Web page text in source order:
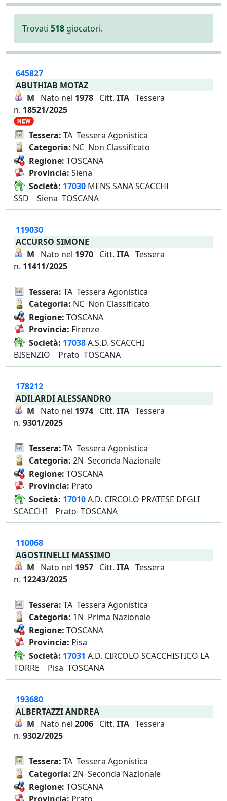
Trovati 518 giocatori.
645827
ABUTHIAB MOTAZ
M Nato nel 1978 Citt. ITA Tessera
n. 18521/2025
Tessera: TA Tessera Agonistica
Categoria: NC Non Classificato
Regione: TOSCANA
Provincia: Siena
Società: 17030 MENS SANA SCACCHI
SSD Siena TOSCANA
119030
ACCURSO SIMONE
M Nato nel 1970 Citt. ITA Tessera
n. 11411/2025
Tessera: TA Tessera Agonistica
Categoria: NC Non Classificato
Regione: TOSCANA
Provincia: Firenze
Società: 17038A.S.D. SCACCHI
BISENZIO Prato TOSCANA
178212
ADILARDI ALESSANDRO
M Nato nel 1974 Citt. ITA Tessera
n. 9301/2025
Tessera: TA Tessera Agonistica
Categoria: 2N Seconda Nazionale
Regione: TOSCANA
Provincia: Prato
Società: 17010A.D. CIRCOLO PRATESE DEGLI
SCACCHI Prato TOSCANA
110068
AGOSTINELLI MASSIMO
M Nato nel 1957 Citt. ITA Tessera
n. 12243/2025
Tessera: TA Tessera Agonistica
Categoria: 1N Prima Nazionale
Regione: TOSCANA
Provincia: Pisa
Società: 17031 A.D. CIRCOLO SCACCHISTICO LA
TORRE Pisa TOSCANA
193680
ALBERTAZZI ANDREA
M Nato nel 2006 Citt. ITA Tessera
n. 9302/2025
Tessera: TA Tessera Agonistica
Categoria: 2N Seconda Nazionale
Regione: TOSCANA